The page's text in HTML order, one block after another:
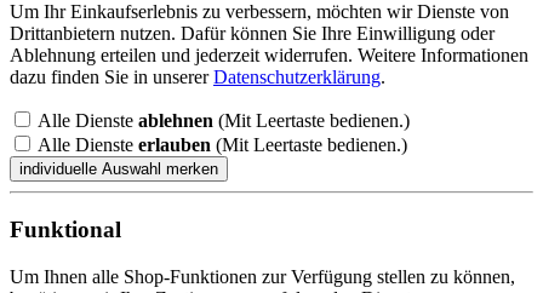
Um Ihr Einkaufserlebnis zu verbessern, möchten wir Dienste von
Drittanbietern nutzen. Dafür können Sie Ihre Einwilligung oder
Ablehnung erteilen und jederzeit widerrufen. Weitere Informationen
dazu finden Sie in unsererDatenschutzerklärung.
Alle Dienste ablehnen (Mit Leertaste bedienen.)
Alle Dienste erlauben (Mit Leertaste bedienen.)
Funktional
Um Ihnen alle Shop-Funktionen zur Verfügung stellen zu können,